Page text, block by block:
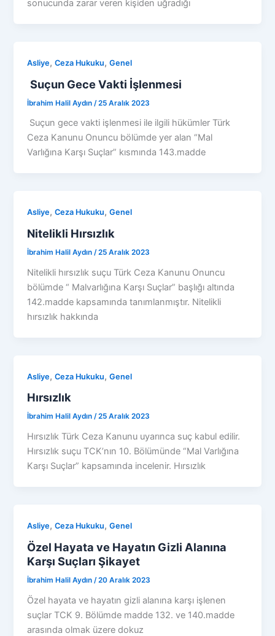
sonucunda zarar veren kişiden uğradığı
Asliye,Ceza Hukuku,Genel
Suçun Gece Vakti İşlenmesi
İbrahim Halil Aydın /25 Aralık 2023
Suçun gece vakti işlenmesi ile ilgili hükümler Türk
Ceza Kanunu Onuncu bölümde yer alan “Mal
Varlığına Karşı Suçlar” kısmında 143.madde
Asliye,Ceza Hukuku,Genel
Nitelikli Hırsızlık
İbrahim Halil Aydın/25 Aralık 2023
Nitelikli hırsızlık suçu Türk Ceza Kanunu Onuncu
bölümde “ Malvarlığına Karşı Suçlar” başlığı altında
142.madde kapsamında tanımlanmıştır. Nitelikli
hırsızlık hakkında
Asliye,Ceza Hukuku,Genel
Hırsızlık
İbrahim Halil Aydın/25 Aralık 2023
Hırsızlık Türk Ceza Kanunu uyarınca suç kabul edilir.
Hırsızlık suçu TCK’nın 10. Bölümünde “Mal Varlığına
Karşı Suçlar” kapsamında incelenir. Hırsızlık
Asliye,Ceza Hukuku,Genel
Özel Hayata ve Hayatın Gizli Alanına
Karşı Suçları Şikayet
İbrahim Halil Aydın /20 Aralık 2023
Özel hayata ve hayatın gizli alanına karşı işlenen
suçlar TCK 9. Bölümde madde 132. ve 140.madde
arasında olmak üzere dokuz